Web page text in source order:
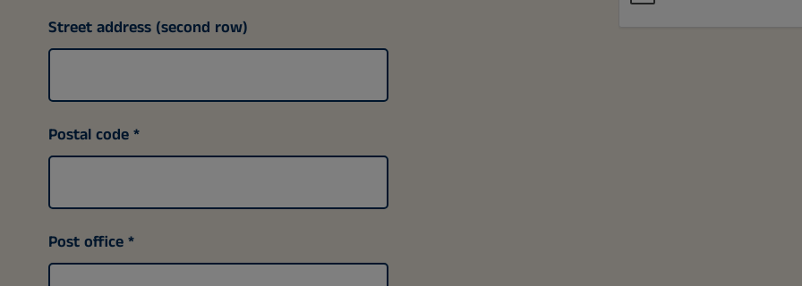
Street address (second row)
Postal code
Post office